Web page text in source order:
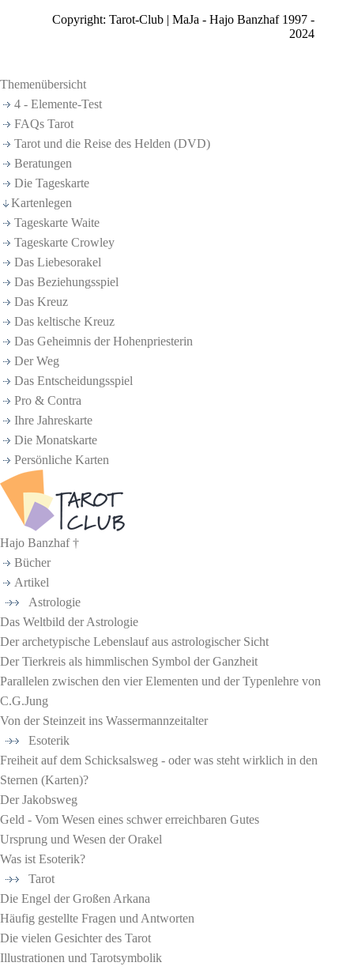
Copyright: Tarot-Club | MaJa - Hajo Banzhaf 1997 -
2024
Themenübersicht
4 - Elemente-Test
FAQs Tarot
Tarot und die Reise des Helden (DVD)
Beratungen
Die Tageskarte
Kartenlegen
Tageskarte Waite
Tageskarte Crowley
Das Liebesorakel
Das Beziehungsspiel
Das Kreuz
Das keltische Kreuz
Das Geheimnis der Hohenpriesterin
Der Weg
Das Entscheidungsspiel
Pro & Contra
Ihre Jahreskarte
Die Monatskarte
Persönliche Karten
Hajo Banzhaf †
Bücher
Artikel
Astrologie
Das Weltbild der Astrologie
Der archetypische Lebenslauf aus astrologischer Sicht
Der Tierkreis als himmlischen Symbol der Ganzheit
Parallelen zwischen den vier Elementen und der Typenlehre von
C.G.Jung
Von der Steinzeit ins Wassermannzeitalter
Esoterik
Freiheit auf dem Schicksalsweg - oder was steht wirklich in den
Sternen (Karten)?
Der Jakobsweg
Geld - Vom Wesen eines schwer erreichbaren Gutes
Ursprung und Wesen der Orakel
Was ist Esoterik?
Tarot
Die Engel der Großen Arkana
Häufig gestellte Fragen und Antworten
Die vielen Gesichter des Tarot
Illustrationen und Tarotsymbolik